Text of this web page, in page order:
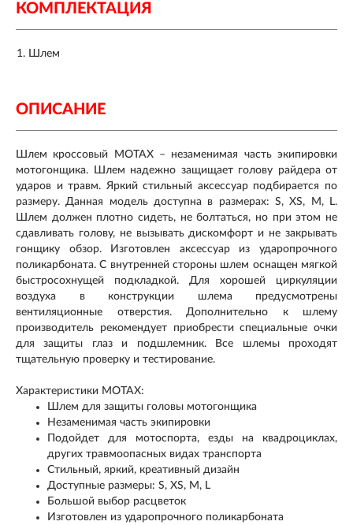
КОМПЛЕКТАЦИЯ
Шлем
ОПИСАНИЕ
Шлем кроссовый MOTAX – незаменимая часть экипировки
мотогонщика. Шлем надежно защищает голову райдера от
ударов и травм. Яркий стильный аксессуар подбирается по
размеру. Данная модель доступна в размерах: S, XS, M, L.
Шлем должен плотно сидеть, не болтаться, но при этом не
сдавливать голову, не вызывать дискомфорт и не закрывать
гонщику обзор. Изготовлен аксессуар из ударопрочного
поликарбоната. С внутренней стороны шлем оснащен мягкой
быстросохнущей подкладкой. Для хорошей циркуляции
воздуха в конструкции шлема предусмотрены
вентиляционные отверстия. Дополнительно к шлему
производитель рекомендует приобрести специальные очки
для защиты глаз и подшлемник. Все шлемы проходят
тщательную проверку и тестирование.
Характеристики MOTAX:
Шлем для защиты головы мотогонщика
Незаменимая часть экипировки
Подойдет для мотоспорта, езды на квадроциклах,
других травмоопасных видах транспорта
Стильный, яркий, креативный дизайн
Доступные размеры: S, XS, M, L
Большой выбор расцветок
Изготовлен из ударопрочного поликарбоната